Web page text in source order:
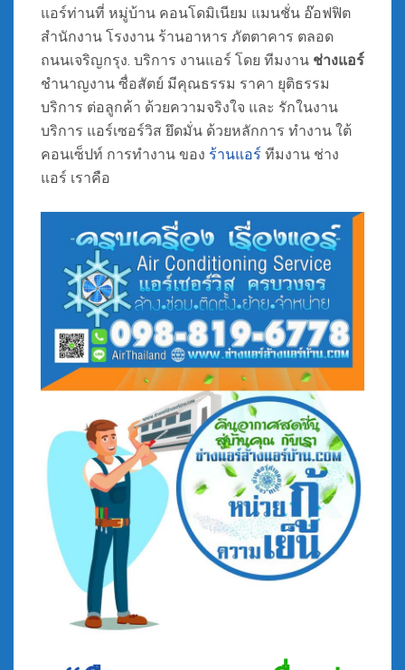
แอร์ท่านที่ หมู่บ้าน คอนโดมิเนียม แมนชั่น อ๊อฟฟิต
สำนักงาน โรงงาน ร้านอาหาร ภัตตาคาร ตลอด
ถนนเจริญกรุง. บริการ งานแอร์ โดย ทีมงาน ช่างแอร์
ชำนาญงาน ซื่อสัตย์ มีคุณธรรม ราคา ยุติธรรม
บริการ ต่อลูกค้า ด้วยความจริงใจ และ รักในงาน
บริการ แอร์เซอร์วิส ยึดมั่น ด้วยหลักการ ทำงาน ใต้
คอนเซ็ปท์ การทำงาน ของ ร้านแอร์ ทีมงาน ช่าง
แอร์ เราคือ